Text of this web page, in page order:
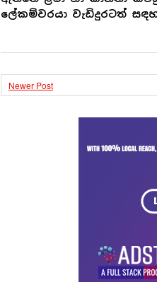
ලේකම්වරයා වැඩිදුරටත්
Newer Post